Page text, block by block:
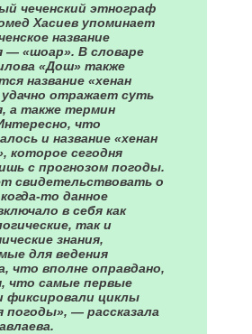
чеченский этнограф
Хасиев упоминает
название
— «шоар». В словаре
«Дош» также
название «хенан
отражает суть
а также термин
что
и название «хенан
которое сегодня
с прогнозом погоды.
свидетельствовать о
то данное
в себя как
так и
знания,
для ведения
что вполне оправдано,
что самые первые
фиксировали циклы
погоды», — рассказала